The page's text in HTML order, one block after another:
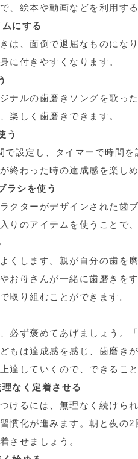
、絵本や動画などを利用す
にする
は、面倒で退屈なものにな
に付きやすくなります。
ナルの歯磨きソングを歌っ
楽しく歯磨きできます。
う
で設定し、タイマーで時間
終わった時の達成感を楽しめ
ラシを使う
クターがデザインされた歯
りのアイテムを使うことで
くします。親が自分の歯を
お母さんが一緒に歯磨きを
取り組むことができます。
必ず褒めてあげましょう。
もは達成感を感じ、歯磨き
達していくので、できるこ
なく定着させる
けるには、無理なく続けら
慣化が進みます。朝と夜の
させましょう。